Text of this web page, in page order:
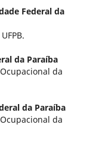
Federal da
da Paraíba
da
da Paraíba
da